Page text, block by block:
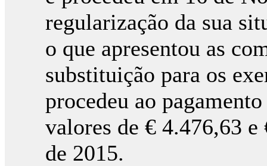
regularização da sua
o que apresentou as
substituição para os
procedeu ao
valores de € 4.476,63
de 2015.